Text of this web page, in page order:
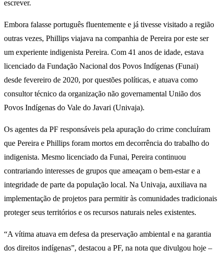
escrever.
Embora falasse português fluentemente e já tivesse visitado a região
outras vezes, Phillips viajava na companhia de Pereira por este ser
um experiente indigenista Pereira. Com 41 anos de idade, estava
licenciado da Fundação Nacional dos Povos Indígenas (Funai)
desde fevereiro de 2020, por questões políticas, e atuava como
consultor técnico da organização não governamental União dos
Povos Indígenas do Vale do Javari (Univaja).
Os agentes da PF responsáveis pela apuração do crime concluíram
que Pereira e Phillips foram mortos em decorrência do trabalho do
indigenista. Mesmo licenciado da Funai, Pereira continuou
contrariando interesses de grupos que ameaçam o bem-estar e a
integridade de parte da população local. Na Univaja, auxiliava na
implementação de projetos para permitir às comunidades tradicionais
proteger seus territórios e os recursos naturais neles existentes.
“A vítima atuava em defesa da preservação ambiental e na garantia
dos direitos indígenas”, destacou a PF, na nota que divulgou hoje –